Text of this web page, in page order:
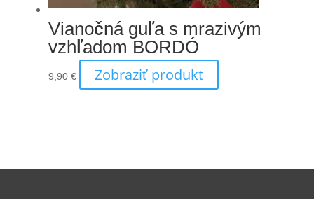
Vianočná guľa s mrazivým
vzhľadom BORDÓ
9,90 € Zobraziť produkt